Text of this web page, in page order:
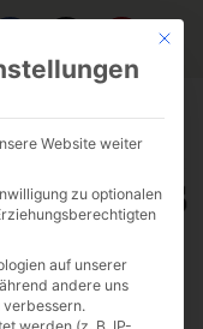
Mit
Website weiter
zu optionalen
auf unserer
andere uns
verbessern.